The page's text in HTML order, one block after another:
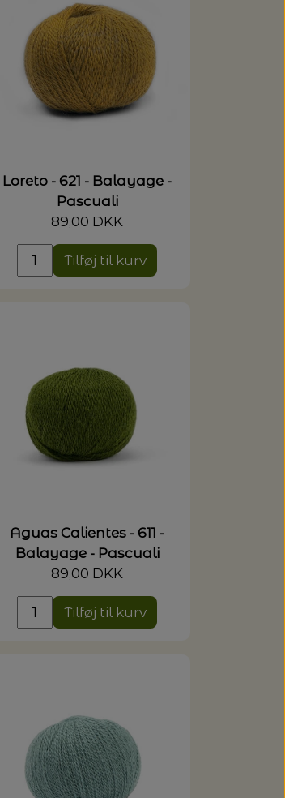
Loreto - 621 - Balayage -
Pascuali
89,00 DKK
Tilføj til kurv
Aguas Calientes - 611 -
Balayage - Pascuali
89,00 DKK
Tilføj til kurv